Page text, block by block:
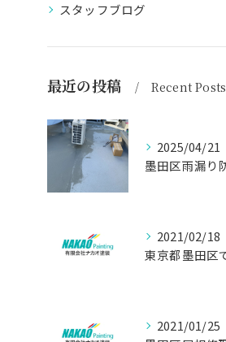
スタッフブログ
最近の投稿 Recent Posts
2025/04/21
2021/02/18
2021/01/25